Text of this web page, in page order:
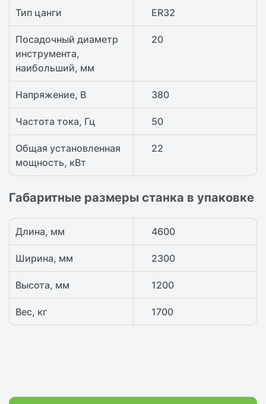
Тип цанги ER32
Посадочный диаметр
инструмента,
наибольший, мм
20
Напряжение, В 380
Частота тока, Гц 50
Общая установленная
мощность, кВт
22
Габаритные размеры станка в упаковке
Длина, мм 4600
Ширина, мм 2300
Высота, мм 1200
Вес, кг 1700